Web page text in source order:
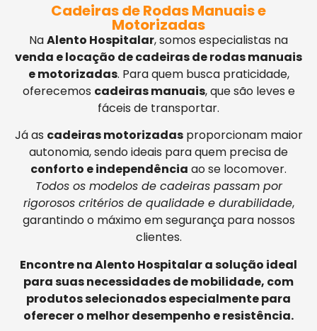
Cadeiras de Rodas Manuais e
Motorizadas
NaAlento Hospitalar, somos especialistas na
venda e locação de cadeiras de rodas manuais
e motorizadas. Para quem busca praticidade,
oferecemos cadeiras manuais, que são leves e
fáceis de transportar.
Já as cadeiras motorizadasproporcionam maior
autonomia, sendo ideais para quem precisa de
conforto e independência ao se locomover.
Todos os modelos de cadeiras passam por
rigorosos critérios de qualidade e durabilidade,
garantindo o máximo em segurança para nossos
clientes.
Encontre na Alento Hospitalar a solução ideal
para suas necessidades de mobilidade, com
produtos selecionados especialmente para
oferecer o melhor desempenho e resistência.